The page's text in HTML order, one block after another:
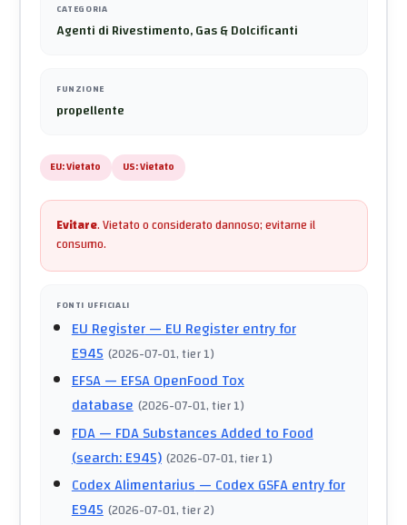
CATEGORIA
Agenti di Rivestimento, Gas & Dolcificanti
FUNZIONE
propellente
EU:Vietato US:Vietato
Evitare.Vietato o considerato dannoso; evitarne il
consumo.
FONTI UFFICIALI
EU Register— EU Register entry for
E945 (2026-07-01, tier 1)
EFSA— EFSA OpenFood Tox
database (2026-07-01, tier 1)
FDA— FDA Substances Added to Food
(search: E945) (2026-07-01, tier 1)
Codex Alimentarius— Codex GSFA entry for
E945 (2026-07-01, tier 2)